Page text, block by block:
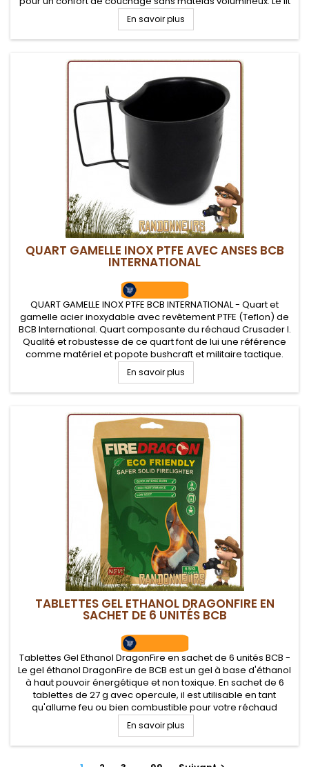
de camp le plus léger et le plus compact une fois replié....
En savoir plus
QUART GAMELLE INOX PTFE AVEC ANSES BCB
INTERNATIONAL
QUART GAMELLE INOX PTFE BCB INTERNATIONAL - Quart et
gamelle acier inoxydable avec revêtement PTFE (Teflon) de
BCB International. Quart composante du réchaud Crusader I.
Qualité et robustesse de ce quart font de lui une référence
comme matériel et popote bushcraft et militaire tactique.
En savoir plus
TABLETTES GEL ETHANOL DRAGONFIRE EN
SACHET DE 6 UNITÉS BCB
Tablettes Gel Ethanol DragonFire en sachet de 6 unités BCB -
Le gel éthanol DragonFire de BCB est un gel à base d'éthanol
à haut pouvoir énergétique et non toxique. En sachet de 6
tablettes de 27 g avec opercule, il est utilisable en tant
qu'allume feu ou bien combustible pour votre réchaud
éthanol.
En savoir plus